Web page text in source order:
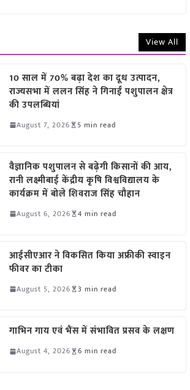
View All
10 साल में 70% बढ़ा देश का दूध उत्पादन,
राज्यसभा में ललन सिंह ने गिनाईं पशुपालन क्षेत्र
की उपलब्धियां
August 7, 2026 5 min read
वैज्ञानिक पशुपालन से बढ़ेगी किसानों की आय,
रानी लक्ष्मीबाई केंद्रीय कृषि विश्वविद्यालय के
कार्यक्रम में बोले शिवराज सिंह चौहान
August 6, 2026 4 min read
आईसीएआर ने विकसित किया अफ्रीकी स्वाइन
फीवर का टीका
August 5, 2026 3 min read
गाभिन गाय एवं भैंस में संभावित प्रसव के लक्षण
August 4, 2026 6 min read